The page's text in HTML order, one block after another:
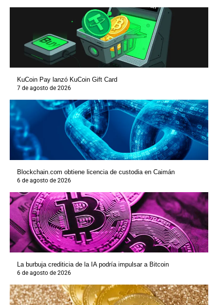
KuCoin Pay lanzó KuCoin Gift Card
7 de agosto de 2026
Blockchain.com obtiene licencia de custodia en Caimán
6 de agosto de 2026
La burbuja crediticia de la IA podría impulsar a Bitcoin
6 de agosto de 2026